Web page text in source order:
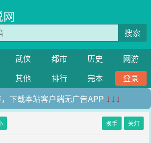
搜索
武侠 都市 历史
网游
其他 排行 完本
登录
下载本站客户端无广告APP ↓↓↓
换手 关灯